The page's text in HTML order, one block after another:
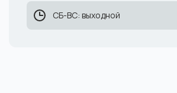
СБ-ВС: выходной